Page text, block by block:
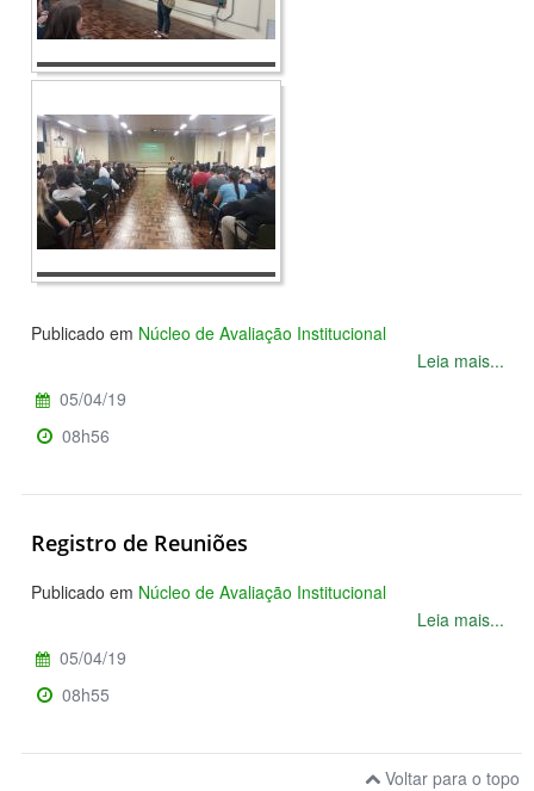
Publicado em Núcleo de Avaliação Institucional
Leia mais...
05/04/19
08h56
Registro de Reuniões
Publicado em Núcleo de Avaliação Institucional
Leia mais...
05/04/19
08h55
Voltar para o topo